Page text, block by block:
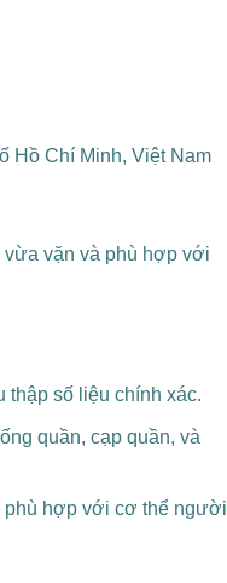
Hồ Chí Minh, Việt Nam
vừa vặn và phù hợp với
thập số liệu chính xác.
quần, cạp quần, và
phù hợp với cơ thể người